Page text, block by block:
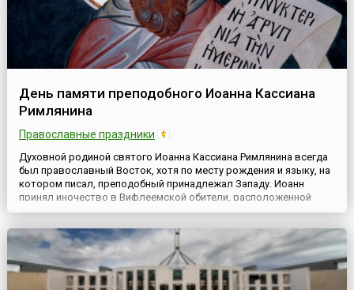
День памяти преподобного Иоанна Кассиана
Римлянина
Православные праздники
Духовной родиной святого Иоанна Кассиана Римлянина всегда
был православный Восток, хотя по месту рождения и языку, на
котором писал, преподобный принадлежал Западу. Иоанн
принял иночество в Вифлеемской обители, расположенной
недалеко от того места, где родился Спаситель. После
духовным братом Германом в течение семи лет путешествовал
по...